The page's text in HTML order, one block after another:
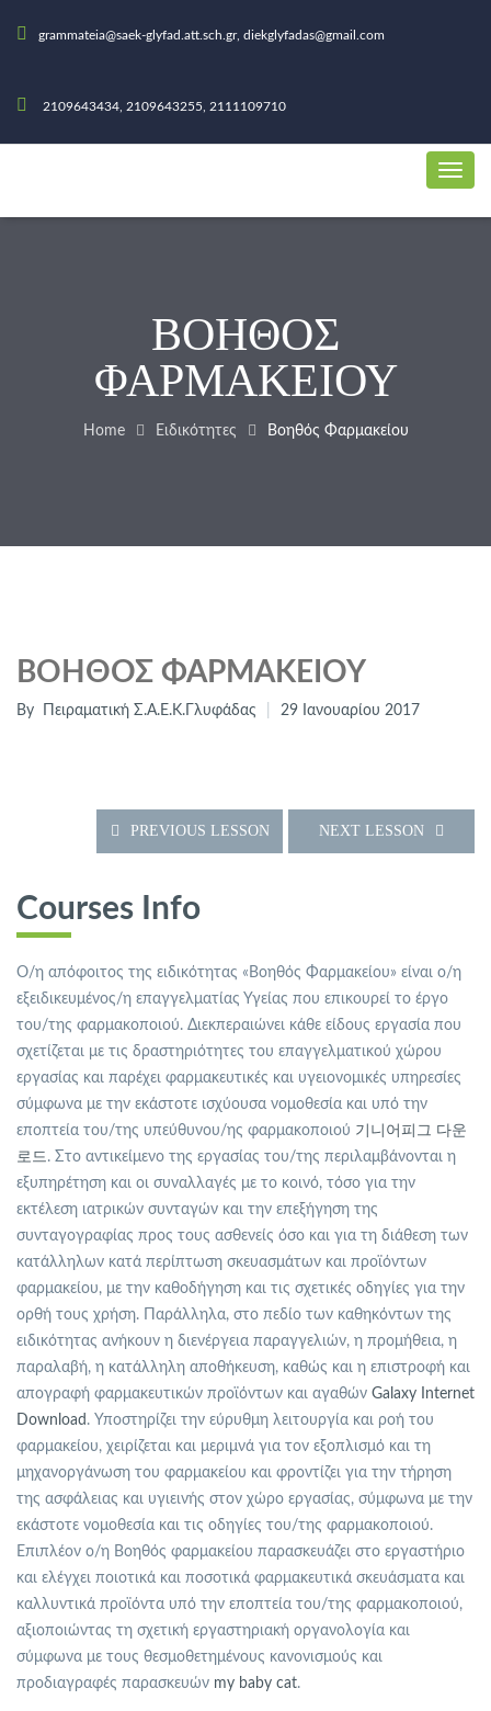
grammateia@saek-glyfad.att.sch.gr, diekglyfadas@gmail.com
2109643434, 2109643255, 2111109710
ΒΟΗΘΌΣ
ΦΑΡΜΑΚΕΊΟΥ
Home Ειδικότητες Βοηθός Φαρμακείου
ΒΟΗΘΌΣ ΦΑΡΜΑΚΕΊΟΥ
By Πειραματική Σ.Α.Ε.Κ.Γλυφάδας 29 Ιανουαρίου 2017
NEXT LESSON
PREVIOUS LESSON
Courses Info
O/η απόφοιτος της ειδικότητας «Βοηθός Φαρμακείου» είναι ο/η
εξειδικευμένος/η επαγγελματίας Υγείας που επικουρεί το έργο
του/της φαρμακοποιού. Διεκπεραιώνει κάθε είδους εργασία που
σχετίζεται με τις δραστηριότητες του επαγγελματικού χώρου
εργασίας και παρέχει φαρμακευτικές και υγειονομικές υπηρεσίες
σύμφωνα με την εκάστοτε ισχύουσα νομοθεσία και υπό την
εποπτεία του/της υπεύθυνου/ης φαρμακοποιού 기니어피그 다운
로드. Στο αντικείμενο της εργασίας του/της περιλαμβάνονται η
εξυπηρέτηση και οι συναλλαγές με το κοινό, τόσο για την
εκτέλεση ιατρικών συνταγών και την επεξήγηση της
συνταγογραφίας προς τους ασθενείς όσο και για τη διάθεση των
κατάλληλων κατά περίπτωση σκευασμάτων και προϊόντων
φαρμακείου, με την καθοδήγηση και τις σχετικές οδηγίες για την
ορθή τους χρήση. Παράλληλα, στο πεδίο των καθηκόντων της
ειδικότητας ανήκουν η διενέργεια παραγγελιών, η προμήθεια, η
παραλαβή, η κατάλληλη αποθήκευση, καθώς και η επιστροφή και
απογραφή φαρμακευτικών προϊόντων και αγαθών Galaxy Internet
Download . Υποστηρίζει την εύρυθμη λειτουργία και ροή του
φαρμακείου, χειρίζεται και μεριμνά για τον εξοπλισμό και τη
μηχανοργάνωση του φαρμακείου και φροντίζει για την τήρηση
της ασφάλειας και υγιεινής στον χώρο εργασίας, σύμφωνα με την
εκάστοτε νομοθεσία και τις οδηγίες του/της φαρμακοποιού.
Επιπλέον ο/η Βοηθός φαρμακείου παρασκευάζει στο εργαστήριο
και ελέγχει ποιοτικά και ποσοτικά φαρμακευτικά σκευάσματα και
καλλυντικά προϊόντα υπό την εποπτεία του/της φαρμακοποιού,
αξιοποιώντας τη σχετική εργαστηριακή οργανολογία και
σύμφωνα με τους θεσμοθετημένους κανονισμούς και
προδιαγραφές παρασκευών my baby cat.